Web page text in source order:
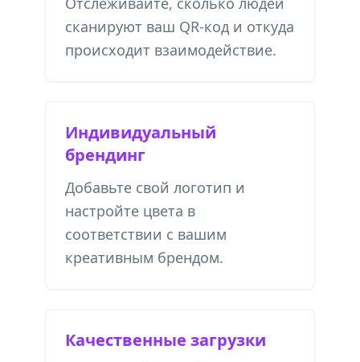
сканируют ваш QR-код и откуда
происходит взаимодействие.
Индивидуальный
брендинг
Добавьте свой логотип и
настройте цвета в
соответствии с вашим
креативным брендом.
Качественные загрузки